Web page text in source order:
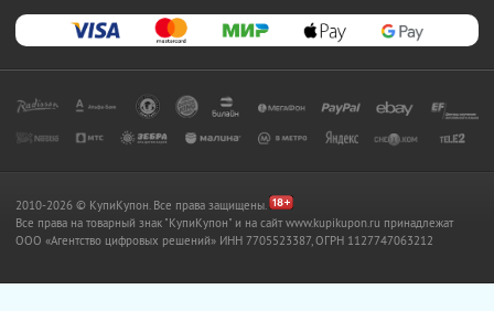
2010-2026 © КупиКупон. Все права защищены.
Все права на товарный знак "КупиКупон" и на сайт www.kupikupon.ru принадлежат
OOO «Агентство цифровых решений» ИНН 7705523387, ОГРН 1127747063212